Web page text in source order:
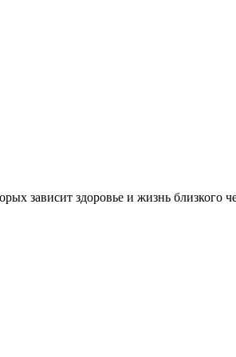
зависит здоровье и жизнь близкого